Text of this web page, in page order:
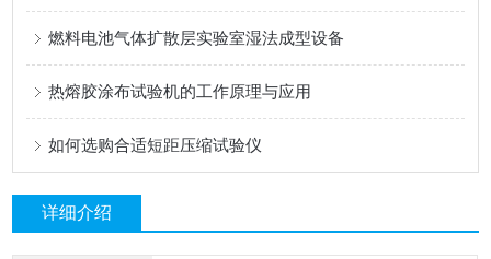
燃料电池气体扩散层实验室湿法成型设备
热熔胶涂布试验机的工作原理与应用
如何选购合适短距压缩试验仪
详细介绍